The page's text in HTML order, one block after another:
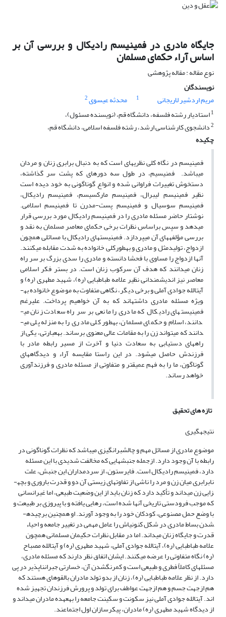
جایگاه مادری در فمینیسم رادیکال و بررسی آن بر
اساس آراء حکمای مسلمان
نوع مقاله : مقاله پژوهشی
نویسندگان
مریم اردشیر لاریجانی
1 محدثه عیسوی2
1استادیار رشته فلسفه، دانشگاه قم، (نویسنده مسئول)،
2دانشجوی کارشناسی ارشد، رشته فلسفه اسلامی، دانشگاه قم،
چکیده
فمینیسم در نگاه کلی نظریه­ای است که به دنبال برابری زنان و مردان
می­باشد. فمنیسیم، در طول سه دوره­ای که پشت سر گذاشته،
دستخوش تغییرات فراوانی شده و انواع گوناگونی به خود دیده است
نظیر فمینیسم لیبرال، فمینیسم مارکسیسم، فمینیسم رادیکال،
فمینیسم سوسیال و فمینیسم پست-مدرن تا فمینیسم اسلامی.
نوشتار حاضر مسئله مادری را در فمینیسم رادیکال مورد بررسی قرار
می­دهد و سپس براساس نظرات برخی حکمای معاصر مسلمان به نقد و
بررسی مؤلفه­های آن می­پردازد. فمینیست­های رادیکال با مسائلی همچون
ازدواج، تولیدمثل و مادری و به­طور­کلی خانواده به شدت مقابله می­کنند.
آنها ازدواج را مساوی با فحشا دانسته و مادری را سدی بزرگ بر سر راه
زنان می­دانند که هدف آن سرکوب زنان است. در بستر فکر اسلامی
معاصر نیز اندیشمندانی نظیر علامه طباطبایی (ره)، شهید مطهری (ره) و
آیت­الله جوادی آملی و برخی دیگر، نگاهی متفاوت به موضوع خانواده به­
ویژه مسئله مادری داشته­اند که به آن خواهیم پرداخت. علی­رغم
فمینیست­های رادیکال که مادری را مانعی بر سر راه سعادت زنان می­
دانند، اسلام و حکمای مسلمان، به­طور کلی مادری را به منزله پلی می­
دانند که می­تواند زن را به مقامات عالی معنوی برساند. به­عبارتی، یکی از
راه­های دستیابی به سعادت دنیا و آخرت از مسیر رابطه مادر با
فرزندش حاصل می­شود. در این راستا مقایسه آراء و دیدگاه­های
گوناگون، ما را به فهم عمیق­تر و متفاوتی از مسئله مادری و فرزندآوری
خواهد رساند.
تازه های تحقیق
نتیجه­گیری
موضوع مادری از مسائل مهم و چالش­برانگیزی می­باشد که نظرات گوناگونی در
رابطه با آن وجود دارد. ازجمله جنبش­هایی که مخالفت شدیدی با این مسئله
دارد، فمینیسم رادیکال است. فایرستون، از سردمداران این جنبش، علت
نابرابری میان زن و مرد را ناشی از تفاوت­های زیستی آن دو و قدرت باروری و بچه­
زایی زن می­داند و تأکید دارد که زنان باید از این وضعیت طبیعی، اما غیر­انسانی
که موجب فرودستی تاریخی آنها شده است، رهایی یافته و با پیروزی بر طبیعت و
با وضع حمل مصنوعی، کودکان خود را به وجود آورند. او همچنین برچیده­
شدن بساط مادری در شکل کنونی‏اش را عامل مهمی در تغییر جامعه و احیاء
قدرت و جایگاه زنان می‏داند. اما در مقابل نظرات حکیمان مسلمانی همچون
علامه طباطبایی (ره)، آیت­الله جوادی آملی، شهید مطهری (ره) و آیت­الله مصباح
(ره) نگاه متفاوتی را عرضه می­کنند. ایشان اتفاق نظر دارند که مسئله مادری،
مسئله­ای کاملاً فطری و طبیعی است و کم­رنگ­شدن آن، خسارتی جبران­ناپذیر در پی
دارد. از نظر علامه طباطبایی (ره)، زنان از بدو تولد مادران بالقوه­ای هستند که
هم ازجهت جسم و هم ازجهت عواطف برای تولد و پرورش فرزندان تجهیز شده
اند. آیت­الله جوادی آملی نیز سکونت و سکینت جامعه را به­عهده مادران می­داند و
از دیدگاه شهید مطهری (ره) مادران، پیکرسازان اول اجتماعند.